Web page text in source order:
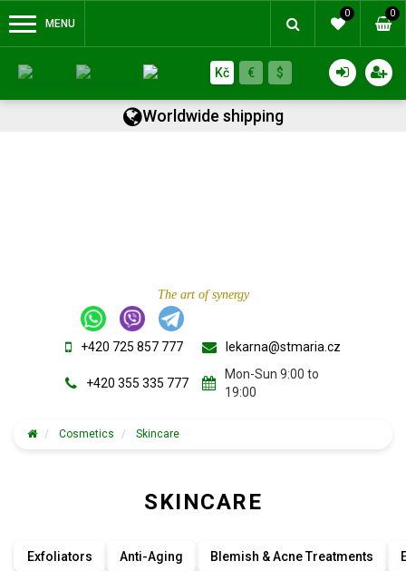
MENU
0 0
Kč € $
Worldwide shipping
The art of synergy
+420 725 857 777
+420 355 335 777
lekarna@stmaria.cz
Mon-Sun 9:00 to
19:00
Cosmetics Skincare
SKINCARE
Exfoliators Anti-Aging Blemish & Acne Treatments